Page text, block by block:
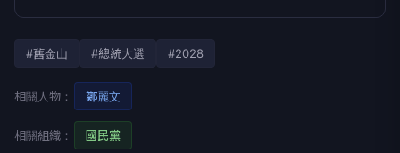
#舊金山 #總統大選 #2028
相關人物： 鄭麗文
相關組織： 國民黨